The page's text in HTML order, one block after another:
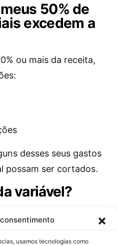
usamos tecnologias como
50% de
excedem a
ou mais da receita,
desses seus gastos
possam ser cortados.
variável?
faça o seguinte:
6-12 meses